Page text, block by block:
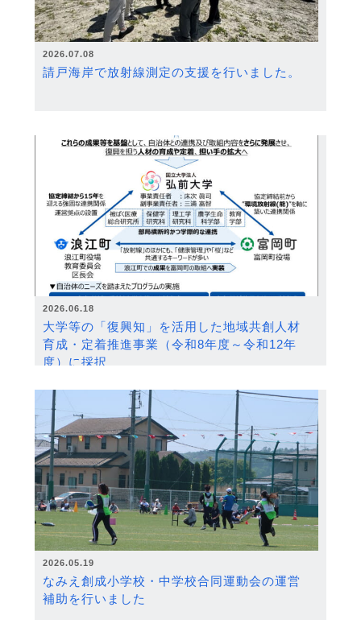
2026.07.08
請戸海岸で放射線測定の支援を行いました。
2026.06.18
大学等の「復興知」を活用した地域共創人材
育成・定着推進事業（令和8年度～令和12年
度）に採択
2026.05.19
なみえ創成小学校・中学校合同運動会の運営
補助を行いました